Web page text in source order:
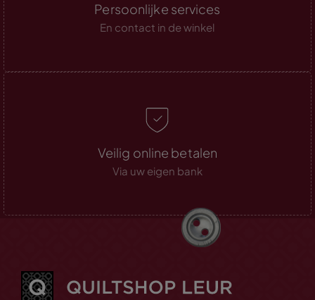
Persoonlijke services
En contact in de winkel
Veilig online betalen
Via uw eigen bank